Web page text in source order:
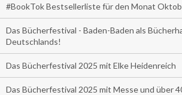
#BookTok Bestsellerliste für den Monat
Das Bücherfestival - Baden-Baden als
Deutschlands!
Das Bücherfestival 2025 mit Elke Heidenreich
Das Bücherfestival 2025 mit Messe und über